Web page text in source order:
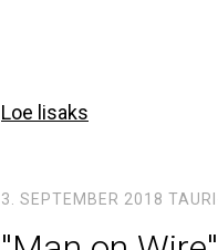
Loe lisaks
3. SEPTEMBER 2018